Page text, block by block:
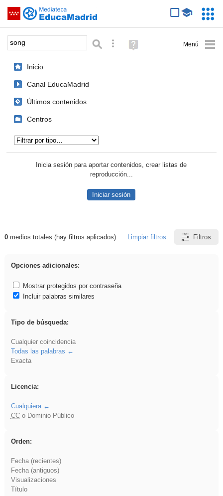
Saltar navegación
Palabra o frase: Búsqueda avanzada
Ayuda
(en
Inicio
Canal EducaMadrid
Últimos contenidos
Centros
Inicia sesión para aportar contenidos, crear listas de
reproducción...
Iniciar sesión
Resultados de: song
0medios totales (hay filtros aplicados) Limpiar filtros Filtros
Opciones adicionales:
Mostrar protegidos por contraseña
Incluir palabras similares
Tipo de búsqueda:
Cualquier coincidencia
Todas las palabras
Exacta
Licencia:
Cualquiera
CCo Dominio Público
Orden:
Fecha (recientes)
Fecha (antiguos)
Visualizaciones
Título